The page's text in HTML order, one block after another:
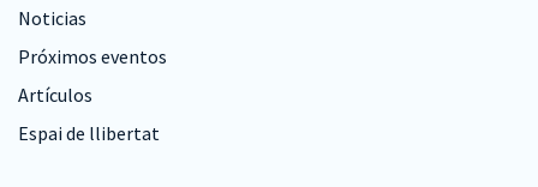
Noticias
Próximos eventos
Artículos
Espai de llibertat